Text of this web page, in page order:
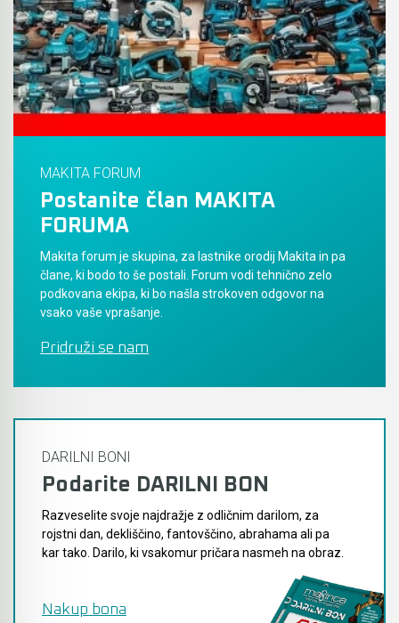
MAKITA FORUM
Postanite član MAKITA
FORUMA
Makita forum je skupina, za lastnike orodij Makita in pa
člane, ki bodo to še postali. Forum vodi tehnično zelo
podkovana ekipa, ki bo našla strokoven odgovor na
vsako vaše vprašanje.
Pridruži se nam
DARILNI BONI
Podarite DARILNI BON
Razveselite svoje najdražje z odličnim darilom, za
rojstni dan, dekliščino, fantovščino, abrahama ali pa
kar tako. Darilo, ki vsakomur pričara nasmeh na obraz.
Nakup bona
Akumulatorski vezalci in rezalniki armature &
navojnih palic
Akumulatorska mikrovalovna pečica
Akumulatorski čistilniki